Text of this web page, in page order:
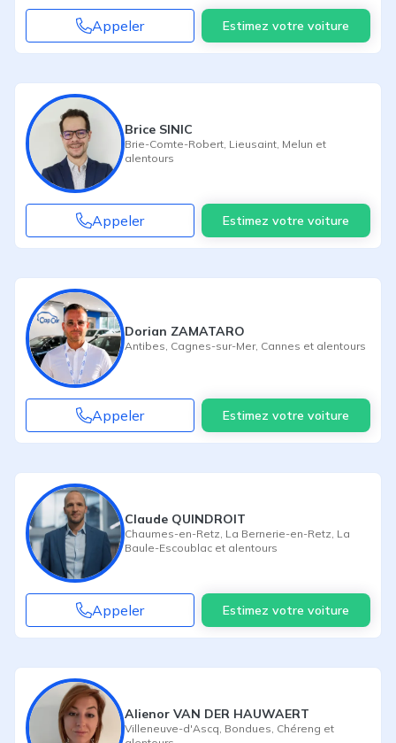
Appeler Estimez votre voiture
Brice SINIC
Brie-Comte-Robert Lieusaint Melun et
alentours
Appeler Estimez votre voiture
Dorian ZAMATARO
Antibes Cagnes-sur-Mer, Cannes et alentours
Appeler Estimez votre voiture
Claude QUINDROIT
Chaumes-en-Retz La Bernerie-en-Retz La
Baule-Escoublac et alentours
Appeler Estimez votre voiture
Alienor VAN DER HAUWAERT
Villeneuve-d'Ascq Bondues Chéreng et